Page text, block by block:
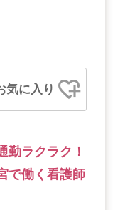
気に入り
勤ラクラク！
で働く看護師